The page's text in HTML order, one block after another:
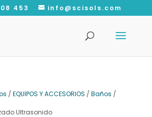
453 info@scisols.com
/ EQUIPOS Y ACCESORIOS / Baños /
Ultrasonido